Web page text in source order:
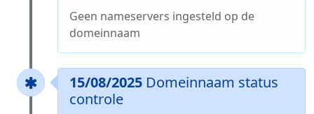
Geen nameservers ingesteld op de
domeinnaam
15/08/2025 Domeinnaam status
controle